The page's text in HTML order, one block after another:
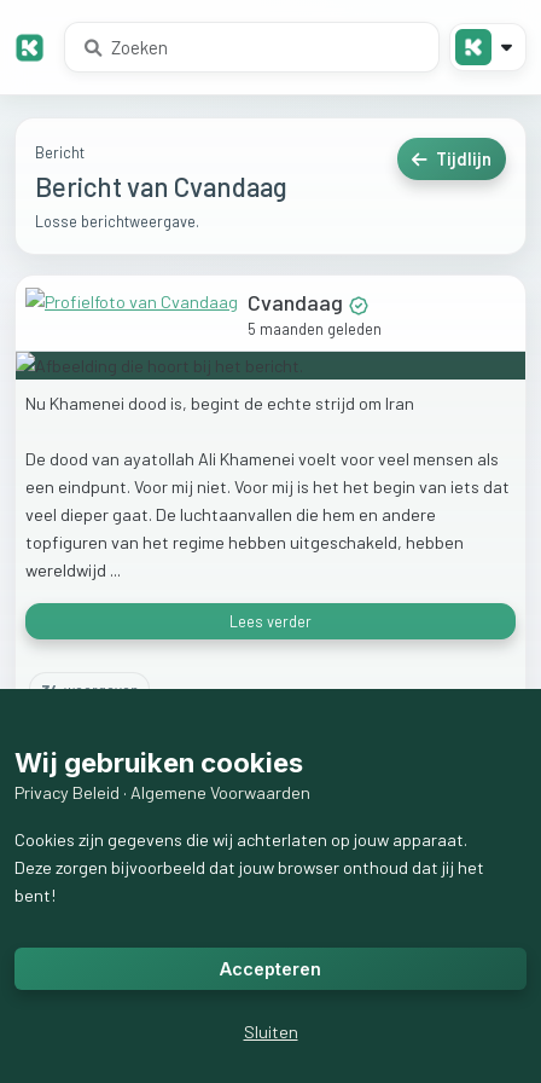
Bericht
Bericht van Cvandaag
Losse berichtweergave.
Tijdlijn
Cvandaag
5 maanden geleden
Nu Khamenei dood is, begint de echte strijd om Iran
De dood van ayatollah Ali Khamenei voelt voorveel mensen als
een eindpunt. Voor mij niet. Voor mij is het het begin van iets dat
veel dieper gaat. De luchtaanvallen die hem en andere
topfiguren van het regime hebben uitgeschakeld, hebben
wereldwijd ...
Lees verder
34weergaven
Wij gebruiken cookies
Privacy Beleid · Algemene Voorwaarden
Cookies zijn gegevens die wij achterlaten op jouw apparaat.
Deze zorgen bijvoorbeeld dat jouw browser onthoud dat jij het
bent!
Accepteren
Sluiten